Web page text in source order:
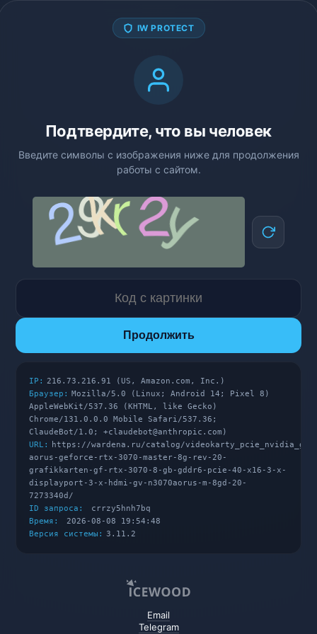
IW PROTECT
Подтвердите, что вы человек
Введите символы с изображения ниже для продолжения
работы с сайтом.
Продолжить
IP: 216.73.216.91 (US, Amazon.com, Inc.)
Браузер: Mozilla/5.0 (Linux; Android 14; Pixel 8)
AppleWebKit/537.36 (KHTML, like Gecko)
Chrome/131.0.0.0 Mobile Safari/537.36;
ClaudeBot/1.0; +claudebot@anthropic.com)
URL:
https://wardena.ru/catalog/
aorus-geforce-rtx-3070-master-8g-rev-20-
grafikkarten-gf-rtx-3070-8-gb-gddr6-pcie-40-x16-3-x-
displayport-3-x-hdmi-gv-n3070aorus-m-8gd-20-
7273340d/
ID запроса:
crrzy5hnh7bq
Время:
2026-08-08 19:54:48
Версия системы: 3.11.2
Email
Telegram